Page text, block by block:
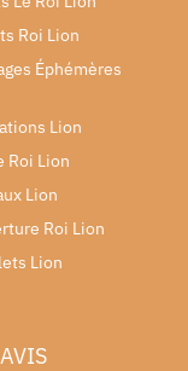
Roi Lion
Éphémères
Lion
Roi Lion
Lion
Roi Lion
Lion